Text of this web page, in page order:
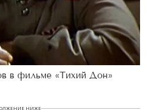
в фильме «Тихий Дон»
НИЖЕ